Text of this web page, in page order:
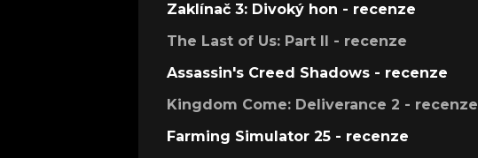
Zaklínač 3: Divoký hon - recenze
The Last of Us: Part II - recenze
Assassin's Creed Shadows - recenze
Kingdom Come: Deliverance 2 - recenze
Farming Simulator 25 - recenze